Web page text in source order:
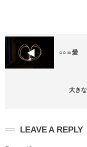
○○＝愛
大き
LEAVE A REPLY